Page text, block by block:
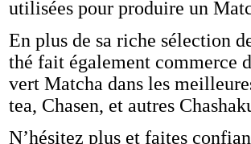
utilisées pour produire un
En plus de sa riche sélection
thé fait également commerce
vert Matcha dans les
tea, Chasen, et autres
N’hésitez plus et faites